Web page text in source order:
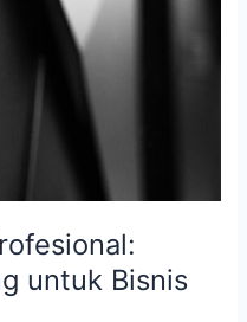
untuk Bisnis